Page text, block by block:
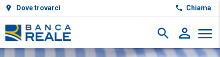
Dove trovarci Chiama